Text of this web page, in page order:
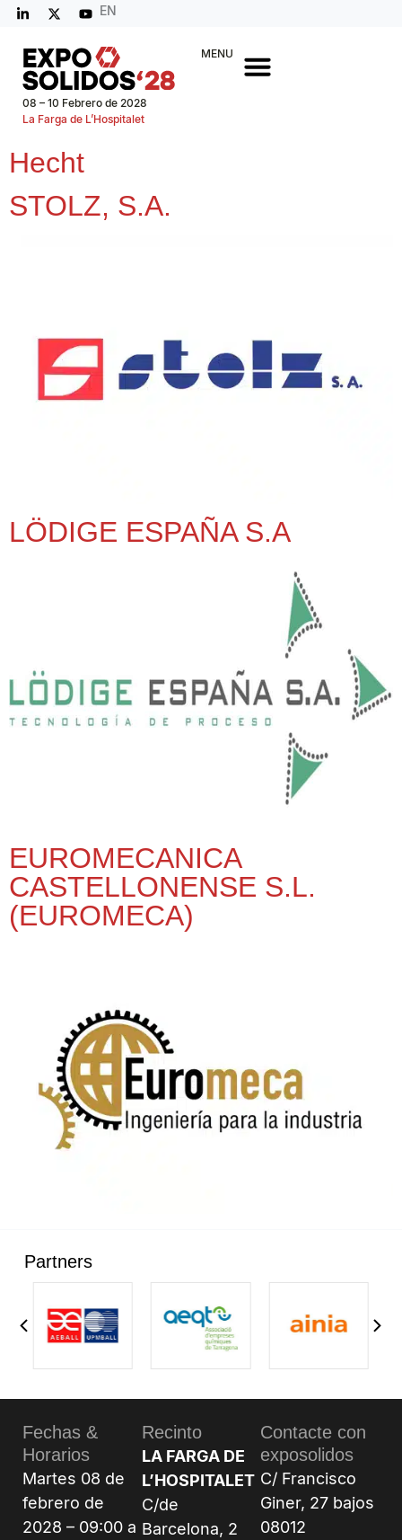
EN
08 – 10 Febrero de 2028
La Farga de L’Hospitalet
MENU
Hecht
STOLZ, S.A.
LÖDIGE ESPAÑA S.A
EUROMECANICA
CASTELLONENSE S.L.
(EUROMECA)
Partners
Fechas &
Horarios
Martes 08 de
febrero de
2028 – 09:00 a
Recinto
LA FARGA DE
L’HOSPITALET
C/de
Barcelona, 2
Contacte con
exposolidos
C/ Francisco
Giner, 27 bajos
08012